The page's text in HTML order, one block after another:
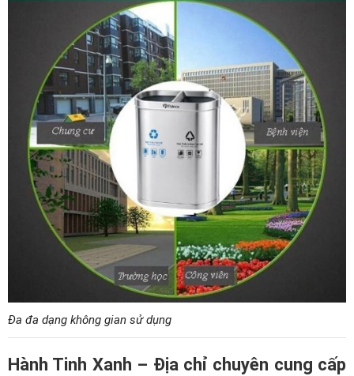
Đa đa dạng không gian sử dụng
Hành Tinh Xanh – Địa chỉ chuyên cung cấp